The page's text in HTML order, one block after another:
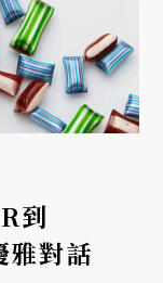
到
對話